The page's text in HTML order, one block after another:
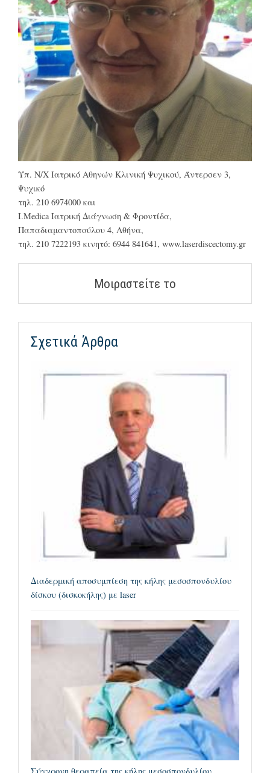
Υπ. Ν/Χ Ιατρικό Αθηνών Κλινική Ψυχικού, Άντερσεν 3,
Ψυχικό
τηλ. 210 6974000 και
Ι.Medica Ιατρική Διάγνωση & Φροντίδα,
Παπαδιαμαντοπούλου 4, Αθήνα,
τηλ. 210 7222193 κινητό: 6944 841641, www.laserdiscectomy.gr
Μοιραστείτε το
Σχετικά Άρθρα
Διαδερμική αποσυμπίεση της κήλης μεσοσπονδυλίου
δίσκου (δισκοκήλης) με laser
Σύγχρονη θεραπεία της κήλης μεσοσπονδυλίου